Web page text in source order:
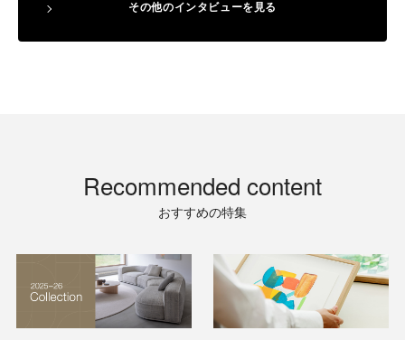
その他のインタビューを見る
Recommended content
おすすめの特集